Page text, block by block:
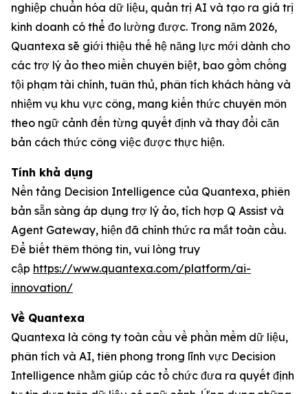
nghiệp chuẩn hóa dữ liệu, quản trị AI và tạo ra giá trị
kinh doanh có thể đo lường được. Trong năm 2026,
Quantexa sẽ giới thiệu thế hệ năng lực mới dành cho
các trợ lý ảo theo miền chuyên biệt, bao gồm chống
tội phạm tài chính, tuân thủ, phân tích khách hàng và
nhiệm vụ khu vực công, mang kiến thức chuyên môn
theo ngữ cảnh đến từng quyết định và thay đổi căn
bản cách thức công việc được thực hiện.
Tính khả dụng
Nền tảng Decision Intelligence của Quantexa, phiên
bản sẵn sàng áp dụng trợ lý ảo, tích hợp Q Assist và
Agent Gateway, hiện đã chính thức ra mắt toàn cầu.
Để biết thêm thông tin, vui lòng truy
cập https://www.quantexa.com/platform/ai-
innovation/
Về Quantexa
Quantexa là công ty toàn cầu về phần mềm dữ liệu,
phân tích và AI, tiên phong trong lĩnh vực Decision
Intelligence nhằm giúp các tổ chức đưa ra quyết định